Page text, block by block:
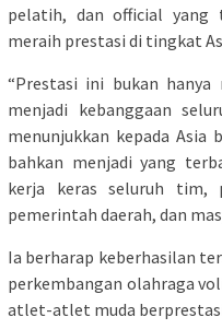
pelatih, dan official yang
meraih prestasi di tingkat
“Prestasi ini bukan
menjadi kebanggaan
menunjukkan kepada Asia
bahkan menjadi yang
kerja keras seluruh tim,
pemerintah daerah, dan
Ia berharap keberhasilan
perkembangan olahraga
atlet-atlet muda